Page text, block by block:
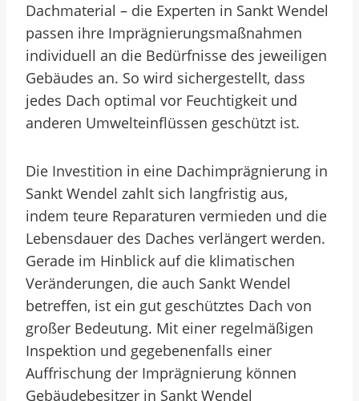
Dachmaterial – die Experten in Sankt Wendel
passen ihre Imprägnierungsmaßnahmen
individuell an die Bedürfnisse des jeweiligen
Gebäudes an. So wird sichergestellt, dass
jedes Dach optimal vor Feuchtigkeit und
anderen Umwelteinflüssen geschützt ist.
Die Investition in eine Dachimprägnierung in
Sankt Wendel zahlt sich langfristig aus,
indem teure Reparaturen vermieden und die
Lebensdauer des Daches verlängert werden.
Gerade im Hinblick auf die klimatischen
Veränderungen, die auch Sankt Wendel
betreffen, ist ein gut geschütztes Dach von
großer Bedeutung. Mit einer regelmäßigen
Inspektion und gegebenenfalls einer
Auffrischung der Imprägnierung können
Gebäudebesitzer in Sankt Wendel